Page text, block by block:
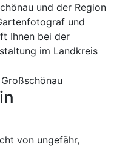
und der Region
und
Ihnen bei der
im Landkreis
von ungefähr,